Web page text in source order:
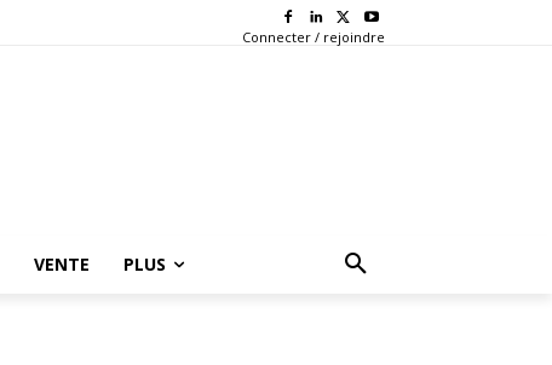
Connecter / rejoindre
VENTE PLUS